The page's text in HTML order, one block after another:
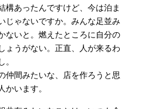
構あったんですけど、今は泊ま
じゃないですか。みんな足並み
ないと。燃えたところに自分の
ょうがない。正直、人が来るわ
仲間みたいな、店を作ろうと思
かいます。